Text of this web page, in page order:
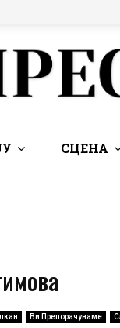
СЦЕНА
Ви Препорачуваме